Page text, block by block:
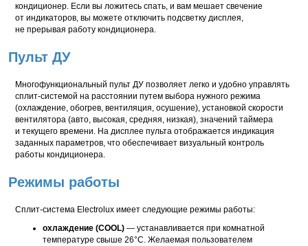
кондиционер. Если вы ложитесь спать, и вам мешает свечение
от индикаторов, вы можете отключить подсветку дисплея,
не прерывая работу кондиционера.
Пульт ДУ
Многофункциональный пульт ДУ позволяет легко и удобно управлять
сплит-системой на расстоянии путем выбора нужного режима
(охлаждение, обогрев, вентиляция, осушение), установкой скорости
вентилятора (авто, высокая, средняя, низкая), значений таймера
и текущего времени. На дисплее пульта отображается индикация
заданных параметров, что обеспечивает визуальный контроль
работы кондиционера.
Режимы работы
Сплит-система Electrolux имеет следующие режимы работы:
охлаждение (COOL) — устанавливается при комнатной
температуре свыше 26°С. Желаемая пользователем